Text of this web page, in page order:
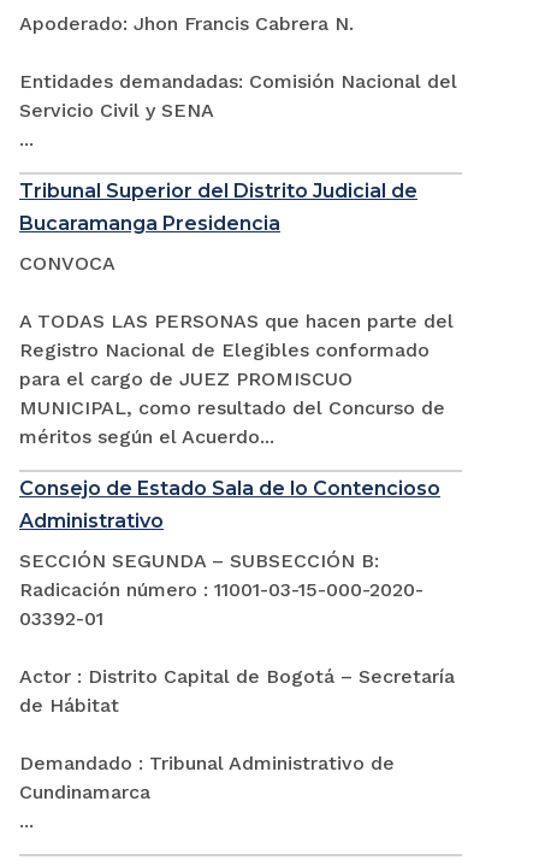
Apoderado: Jhon Francis Cabrera N.
Entidades demandadas: Comisión Nacional del
Servicio Civil y SENA
...
Tribunal Superior del Distrito Judicial de
Bucaramanga Presidencia
CONVOCA
A TODAS LAS PERSONAS que hacen parte del
Registro Nacional de Elegibles conformado
para el cargo de JUEZ PROMISCUO
MUNICIPAL, como resultado del Concurso de
méritos según el Acuerdo...
Consejo de Estado Sala de lo Contencioso
Administrativo
SECCIÓN SEGUNDA – SUBSECCIÓN B:
Radicación número : 11001-03-15-000-2020-
03392-01
Actor : Distrito Capital de Bogotá – Secretaría
de Hábitat
Demandado : Tribunal Administrativo de
Cundinamarca
...